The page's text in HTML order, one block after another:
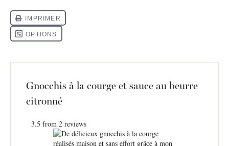
Gnocchis à la courge et sauce au beurre
citronné
3.5 from 2 reviews